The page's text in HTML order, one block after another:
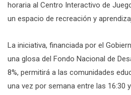
horaria al Centro Interactivo de
un espacio de recreación y
La iniciativa, financiada por el
una glosa del Fondo Nacional de
8%, permitirá a las comunidades
una vez por semana entre las 16:30